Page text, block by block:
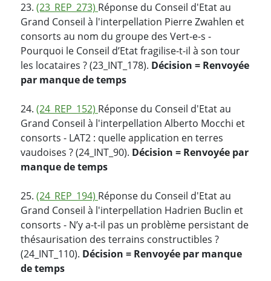
23. (23_REP_273) Réponse du Conseil d'Etat au
Grand Conseil à l'interpellation Pierre Zwahlen et
consorts au nom du groupe des Vert-e-s -
Pourquoi le Conseil d’Etat fragilise-t-il à son tour
les locataires ? (23_INT_178). Décision = Renvoyée
par manque de temps
24. (24_REP_152) Réponse du Conseil d'Etat au
Grand Conseil à l'interpellation Alberto Mocchi et
consorts - LAT2 : quelle application en terres
vaudoises ? (24_INT_90). Décision = Renvoyée par
manque de temps
25. (24_REP_194) Réponse du Conseil d'Etat au
Grand Conseil à l'interpellation Hadrien Buclin et
consorts - N’y a-t-il pas un problème persistant de
thésaurisation des terrains constructibles ?
(24_INT_110). Décision = Renvoyée par manque
de temps